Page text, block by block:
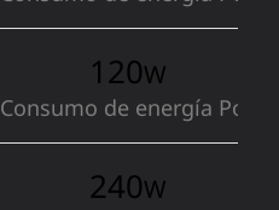
120W
Consumo de energía PoE
240W